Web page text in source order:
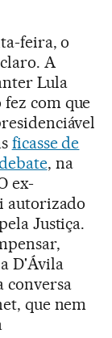
feira, o
A
Lula
com que
ficasse de
, na
ex-
autorizado
Justiça.
D'Ávila
conversa
que nem